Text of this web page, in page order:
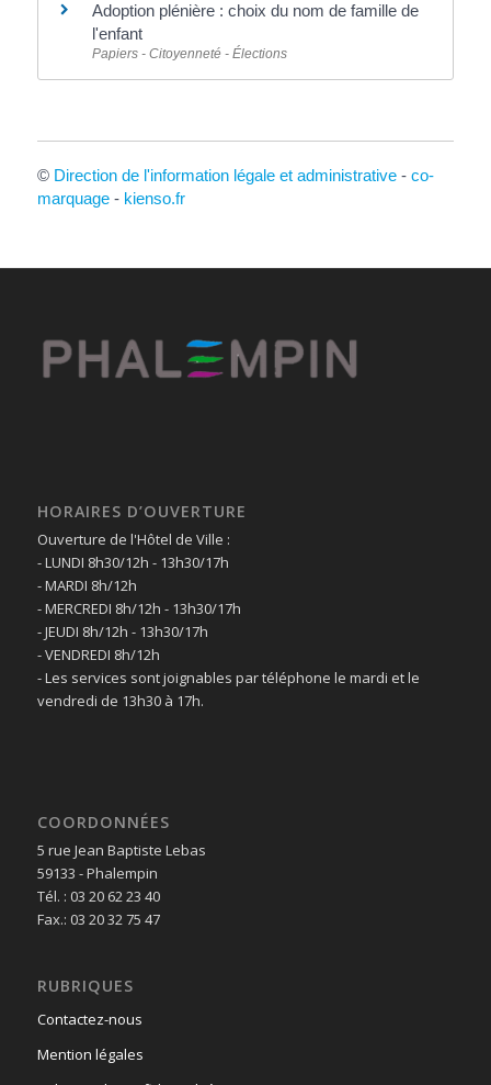
Adoption plénière : choix du nom de famille de
l'enfant
Papiers - Citoyenneté - Élections
© Direction de l'information légale et administrative- co-
marquage- kienso.fr
HORAIRES D’OUVERTURE
Ouverture de l'Hôtel de Ville :
- LUNDI 8h30/12h - 13h30/17h
- MARDI 8h/12h
- MERCREDI 8h/12h - 13h30/17h
- JEUDI 8h/12h - 13h30/17h
- VENDREDI 8h/12h
- Les services sont joignables par téléphone le mardi et le
vendredi de 13h30 à 17h.
COORDONNÉES
5 rue Jean Baptiste Lebas
59133 - Phalempin
Tél. : 03 20 62 23 40
Fax.: 03 20 32 75 47
RUBRIQUES
Contactez-nous
Mention légales